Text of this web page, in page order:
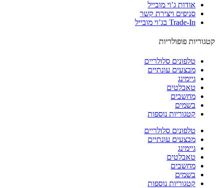
אודות ג’וי מובייל
סניפים ויצירת קשר
Trade-In בג’וי מובייל
פופולריות
טלפונים סלולריים
מבצעים עונתיים
גיימינג
טאבלטים
מחשבים
בשמים
קטגוריות נוספות
טלפונים סלולריים
מבצעים עונתיים
גיימינג
טאבלטים
מחשבים
בשמים
קטגוריות נוספות